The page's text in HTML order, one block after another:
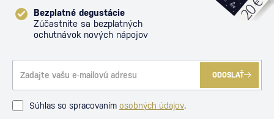
Bezplatné degustácie
Zúčastnite sa bezplatných
ochutnávok nových nápojov
ODOSLAŤ
Súhlas so spracovaním osobných údajov.